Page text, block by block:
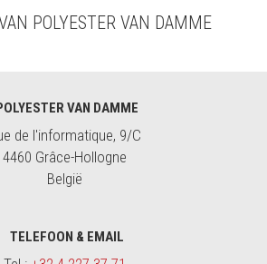
POLYESTER VAN DAMME
VAN DAMME
de l'informatique, 9/C
4460 Grâce-Hollogne
België
TELEFOON & EMAIL